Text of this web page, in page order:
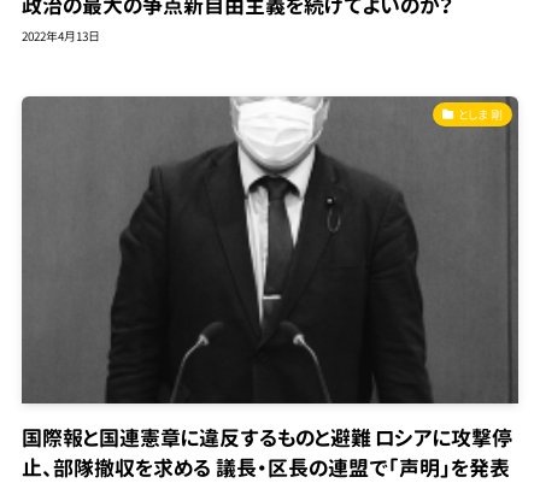
政治の最大の争点新自由主義を続けてよいのか？
2022年4月13日
としま 剛
国際報と国連憲章に違反するものと避難 ロシアに攻撃停
止、部隊撤収を求める 議長・区長の連盟で「声明」を発表